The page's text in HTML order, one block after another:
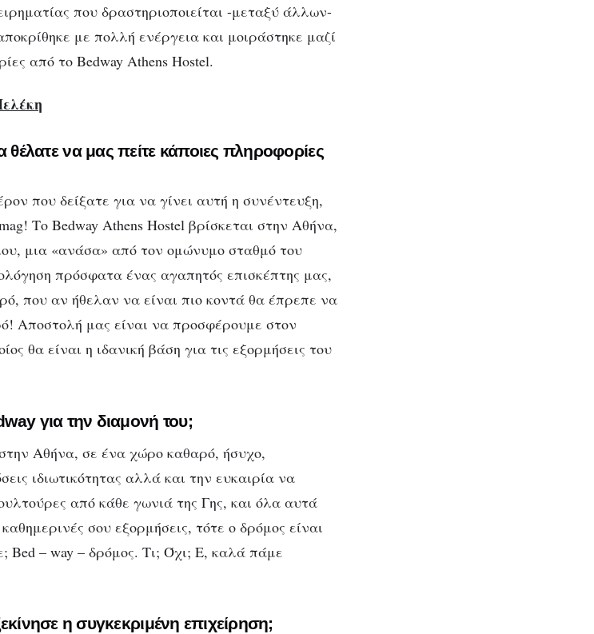
που δραστηριοποιείται -μεταξύ άλλων-
με πολλή ενέργεια και μοιράστηκε μαζί
από το Bedway Athens Hostel.
θέλατε να μας πείτε κάποιες πληροφορίες
που δείξατε για να γίνει αυτή η συνέντευξη,
Το Bedway Athens Hostel βρίσκεται στην Αθήνα,
μια «ανάσα» από τον ομώνυμο σταθμό του
πρόσφατα ένας αγαπητός επισκέπτης μας,
που αν ήθελαν να είναι πιο κοντά θα έπρεπε να
Αποστολή μας είναι να προσφέρουμε στον
θα είναι η ιδανική βάση για τις εξορμήσεις του
για την διαμονή του;
Αθήνα, σε ένα χώρο καθαρό, ήσυχο,
ιδιωτικότητας αλλά και την ευκαιρία να
από κάθε γωνιά της Γης, και όλα αυτά
σου εξορμήσεις, τότε ο δρόμος είναι
Bed – way – δρόμος. Τι; Όχι; Ε, καλά πάμε
η συγκεκριμένη επιχείρηση;